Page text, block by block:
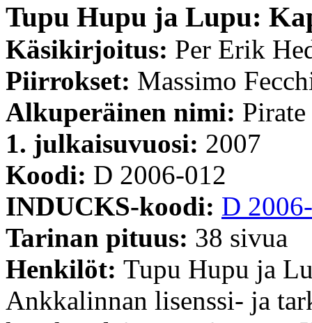
Tupu Hupu ja Lupu:
Käsikirjoitus: Per Erik
Piirrokset: Massimo
Alkuperäinen nimi:
1. julkaisuvuosi: 2007
Koodi: D 2006-012
INDUCKS-koodi: D
Tarinan pituus: 38 sivua
Henkilöt: Tupu Hupu ja
Ankkalinnan lisenssi- ja